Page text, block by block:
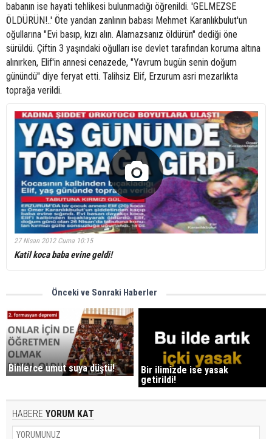
babanın ise hayati tehlikesi bulunmadığı öğrenildi. 'GELMEZSE
ÖLDÜRÜN!..' Öte yandan zanlının babası Mehmet Karanlıkbulut'un
oğullarına "Evi basıp, kızı alın. Alamazsanız öldürün" dediği öne
sürüldü. Çiftin 3 yaşındaki oğulları ise devlet tarafından koruma altına
alınırken, Elif'in annesi cenazede, "Yavrum bugün senin doğum
günündü" diye feryat etti. Talihsiz Elif, Erzurum asri mezarlıkta
toprağa verildi.
27 Nisan 2012 Cuma 10:15
Katil koca baba evine geldi!
Önceki ve Sonraki Haberler
Binlerce umut suya düştü!
Bir ilimizde ise yasak
getirildi!
HABERE YORUM KAT